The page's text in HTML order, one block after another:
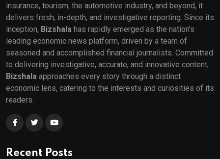
insurance, tourism, the automotive industry, and beyond, it
delivers fresh, in-depth, and investigative reporting. Since its
inception, Bizshala has rapidly emerged as the nation's
leading economic news platform, driven by a team of
seasoned and accomplished financial journalists. Committed
to delivering investigative, accurate, and innovative content,
Bizshala approaches every story through a distinct
economic lens, catering to the interests and curiosities of its
readers.
Recent Posts